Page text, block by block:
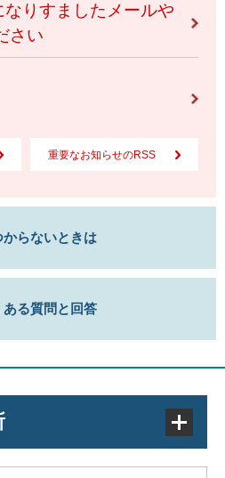
なりすましたメールや
さい
重要なお知らせのRSS
からないときは
ある質問と回答